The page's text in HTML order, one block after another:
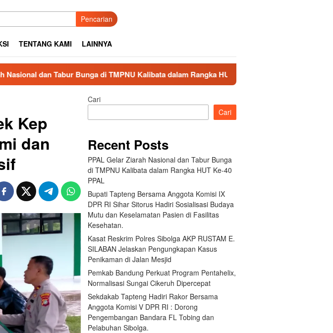
Pencarian
TENTANG KAMI LAINNYA
Bunga di TMPNU Kalibata dalam Rangka HUT Ke-40 PPAL
Kep
dan
Cari
Cari
Recent Posts
PPAL Gelar Ziarah Nasional dan Tabur Bunga
di TMPNU Kalibata dalam Rangka HUT Ke-40
PPAL
Bupati Tapteng Bersama Anggota Komisi IX
DPR RI Sihar Sitorus Hadiri Sosialisasi Budaya
Mutu dan Keselamatan Pasien di Fasilitas
Kesehatan.
Kasat Reskrim Polres Sibolga AKP RUSTAM E.
SILABAN Jelaskan Pengungkapan Kasus
Penikaman di Jalan Mesjid
Pemkab Bandung Perkuat Program Pentahelix,
Normalisasi Sungai Cikeruh Dipercepat
Sekdakab Tapteng Hadiri Rakor Bersama
Anggota Komisi V DPR RI : Dorong
Pengembangan Bandara FL Tobing dan
Pelabuhan Sibolga.